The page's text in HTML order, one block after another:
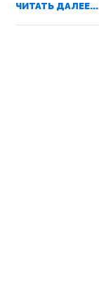
ЧИТАТЬ ДАЛЕЕ...